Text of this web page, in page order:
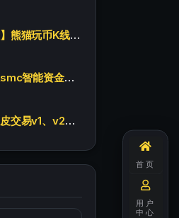
【视频教程】熊猫玩币K线后的秘密（全集）
汉化修正版smc智能资金订单指标
超短线剥头皮交易v1、v2版本
首页
用户
中心